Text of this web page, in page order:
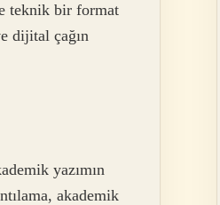
teknik bir format
dijital çağın
yazımın
akademik